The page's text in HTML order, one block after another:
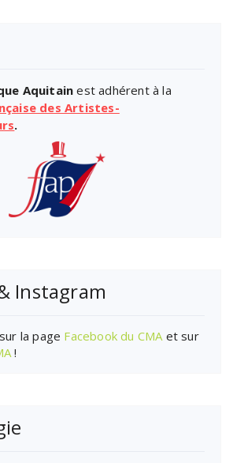
Aquitain est adhérent à la
des Artistes-
.
Instagram
la page Facebook du CMAet sur
!